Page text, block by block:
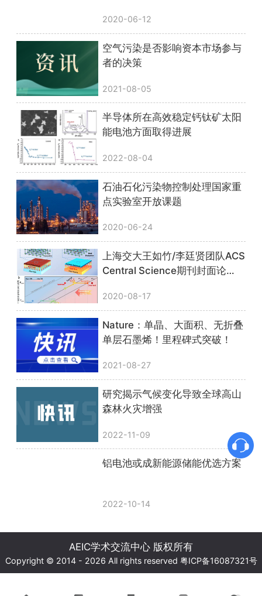
2020-06-12
空气污染是否影响资本市场参与
者的决策
2021-08-05
半导体所在高效稳定钙钛矿太阳
能电池方面取得进展
2022-08-04
石油石化污染物控制处理国家重
点实验室开放课题
2020-06-24
上海交大王如竹/李廷贤团队ACS
Central Science期刊封面论
热管理新策略
2020-08-17
Nature：单晶、大面积、无折叠
单层石墨烯！里程碑式突破！
2021-08-27
研究揭示气候变化导致全球高山
森林火灾增强
2022-11-09
铝电池或成新能源储能优选方案
2022-10-14
AEIC学术交流中心 版权所有
Copyright © 2014 - 2026 All rights reserved 粤ICP备16087321号